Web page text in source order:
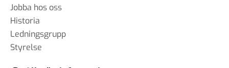
Jobba hos oss
Historia
Ledningsgrupp
Styrelse